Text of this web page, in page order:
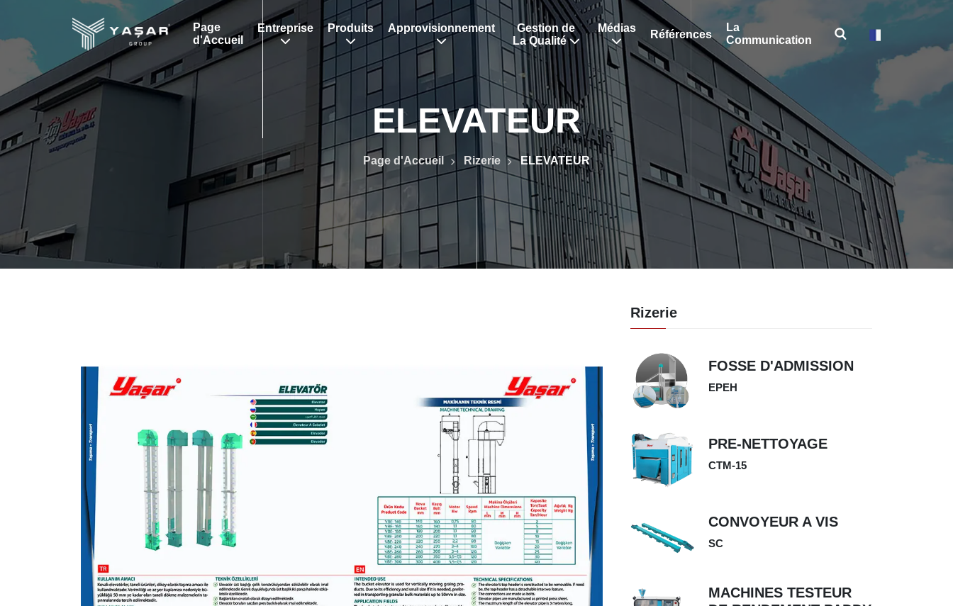
Page
d'Accueil
Entreprise Produits Approvisionnement
Gestion de
La Qualité
Médias Références
La
Communication
ELEVATEUR
Page d'Accueil Rizerie ELEVATEUR
Rizerie
FOSSE D'ADMISSION
EPEH
PRE-NETTOYAGE
CTM-15
CONVOYEUR A VIS
SC
MACHINES TESTEUR